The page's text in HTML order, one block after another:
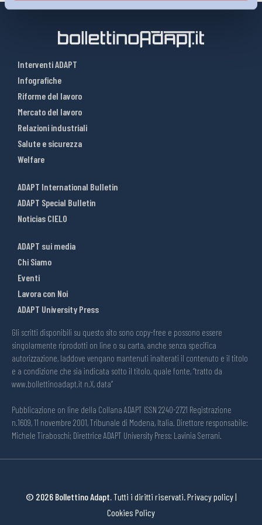
Interventi ADAPT
Infografiche
Riforme del lavoro
Mercato del lavoro
Relazioni industriali
Salute e sicurezza
Welfare
ADAPT International Bulletin
ADAPT Special Bulletin
Noticias CIELO
ADAPT sui media
Chi Siamo
Eventi
Lavora con Noi
ADAPT University Press
Gli scritti disponibili su questo sito sono copy-free e possono essere
singolarmente riprodotti on line o su carta, anche senza specifica
autorizzazione, laddove vengano mantenuti inalterati il contenuto e il titolo
e a condizione che sia indicata sotto il titolo, quale fonte, “tratto da
www.bollettinoadapt.it n.X, data“
Pubblicazione on line della Collana ADAPT ISSN 2240-2721 Registrazione
n.1609, 11 novembre 2001, Tribunale di Modena, Italia. Direttore responsabile:
Michele Tiraboschi; Direttrice ADAPT University Press: Lavinia Serrani.
© 2026 Bollettino Adapt.Tutti i diritti riservati.Privacy policy|
Cookies Policy